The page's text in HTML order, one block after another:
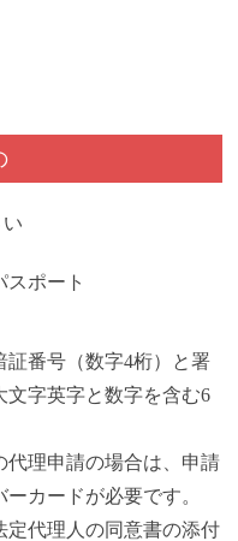
スポート
番号（数字4桁）と署
文字英字と数字を含む6
理申請の場合は、申請
カードが必要です。
代理人の同意書の添付